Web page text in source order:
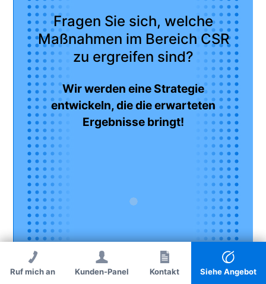
Fragen Sie sich, welche
Maßnahmen im Bereich CSR
zu ergreifen sind?
Wir werden eine Strategie
entwickeln, die die erwarteten
Ergebnisse bringt!
Ruf mich an Kontakt
Ruf mich an Kunden-Panel Kontakt Siehe Angebot